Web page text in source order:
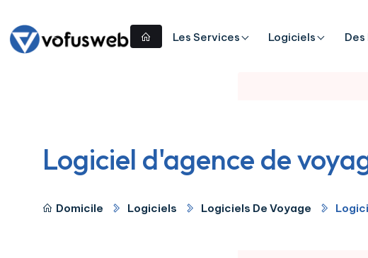
Les Services Logiciels
Logiciel d'agence de
Domicile Logiciels Logiciels De Voyage